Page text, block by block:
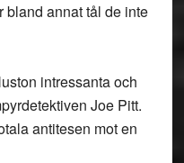
bland annat tål de inte
intressanta och
Joe Pitt.
antitesen mot en